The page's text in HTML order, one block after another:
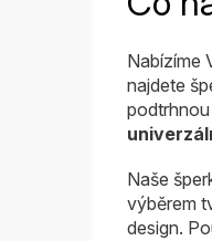
Nabízíme
najdete
Naše
výběrem
design.